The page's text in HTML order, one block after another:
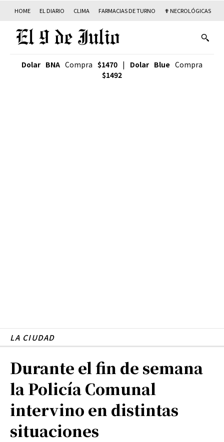
HOME EL DIARIO CLIMA FARMACIAS DE TURNO ✟ NECROLÓGICAS
Dolar BNA Compra $1470 | Dolar Blue Compra
$1492
LA CIUDAD
Durante el fin de semana
la Policía Comunal
intervino en distintas
situaciones